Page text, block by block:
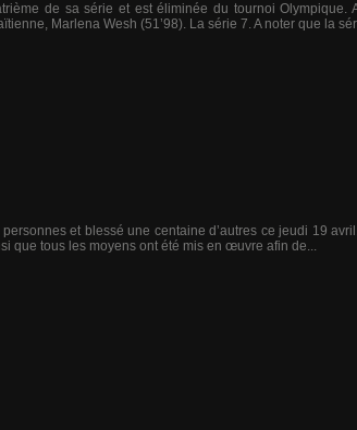
de sa série et est éliminée du tournoi Olympique.
Marlena Wesh (51’98). La série 7. A noter que la
et blessé une centaine d’autres ce jeudi 19
que tous les moyens ont été mis en œuvre afin de...